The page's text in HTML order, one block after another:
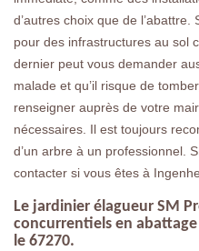
d’autres choix que de l’abattre.
pour des infrastructures au sol
dernier peut vous demander
malade et qu’il risque de
renseigner auprès de votre
nécessaires. Il est toujours
d’un arbre à un professionnel.
contacter si vous êtes à
Le jardinier élagueur SM
concurrentiels en
le 67270.